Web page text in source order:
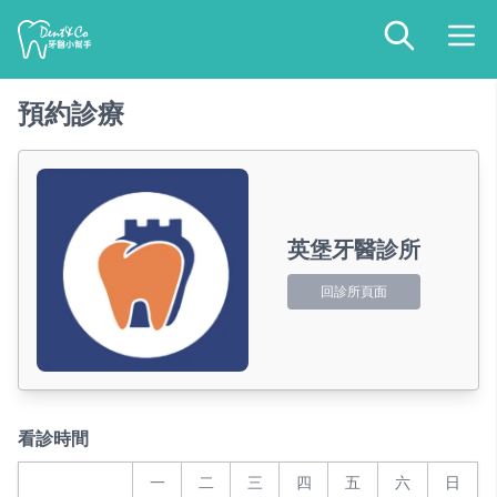
預約診療
英堡牙醫診所
回診所頁面
看診時間
一 二 三 四 五 六 日